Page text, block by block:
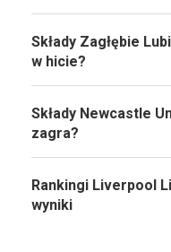
Składy Zagłębie
w hicie?
Składy Newcastle
zagra?
Rankingi Liverpool
wyniki